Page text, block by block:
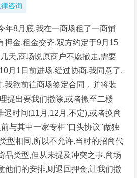
咨询
年8月底,我在一商场租了一商铺
押金,租金交齐.双方约定于9月15
天,商场说原商户不愿撤走,需要
月1日前进场.经过协商,我同意了.
我欲前往商场签定合同，并将装
提出要我们撤除,或者搬至二楼
迟时间(11月,12月,不定),或者换商
与其中一家专柜"口头协议"做独
型相同,所以不允许.当时的招商代
品类型,但从未提及冲突之事.商场
他们的安排,则退回押金,让我们撤